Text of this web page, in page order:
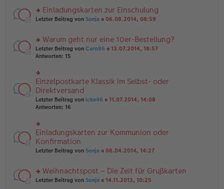
ei
tr
es
e
n
B
ei
tr
a
n
g
es
e
n
er
ei
tr
a
g
rs
u
n
g
es
e
n
er
B
ei
a
g
Einladungskarten zur Einschulung
Letzter Beitrag von Sonja « 06.08.2014, 08:59
rs
te
u
n
g
el
es
e
er
B
ei
tr
a
Warum geht nur eine 10er-Bestellung?
Letzter Beitrag von Caro86 « 13.07.2014, 18:57
Antworten: 15
rs
te
r
u
n
el
es
e
n
ei
tr
Einzelpostkarte Klassik im Selbst- oder
Direktversand
Letzter Beitrag von icke46 « 11.07.2014, 14:08
Antworten: 16
rs
te
r
u
g
el
es
Einladungskarten zur Kommunion oder
Konfirmation
Letzter Beitrag von Sonja « 08.04.2014, 14:27
rs
Weihnachtspost – Die Zeit für Grußkarten
Letzter Beitrag von Sonja « 14.11.2013, 10:25